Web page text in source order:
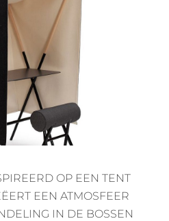
OP EEN TENT
EEN ATMOSFEER
IN DE BOSSEN